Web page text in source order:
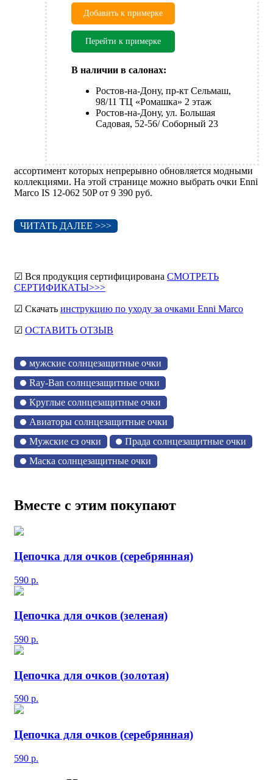
Добавить к примерке
Перейти к примерке
В наличии в салонах:
Ростов-на-Дону, пр-кт Сельмаш,
98/11 ТЦ «Ромашка» 2 этаж
Ростов-на-Дону, ул. Большая
Садовая, 52-56/ Соборный 23
ассортимент которых непрерывно обновляется модными
коллекциями. На этой странице можно выбрать очки Enni
Marco IS 12-062 50P от 9 390 руб.
ЧИТАТЬ ДАЛЕЕ >>>
☑ Вся продукция сертифицирована СМОТРЕТЬ
СЕРТИФИКАТЫ>>>
☑ Скачать инструкцию по уходу за очками Enni Marco
☑ ОСТАВИТЬ ОТЗЫВ
мужские солнцезащитные очки
Ray-Ban солнцезащитные очки
Круглые солнцезащитные очки
Авиаторы солнцезащитные очки
Мужские сз очки
Прада солнцезащитные очки
Маска солнцезащитные очки
Вместе с этим покупают
Цепочка для очков (серебрянная)
590 р.
Цепочка для очков (зеленая)
590 р.
Цепочка для очков (золотая)
590 р.
Цепочка для очков (серебрянная)
590 р.